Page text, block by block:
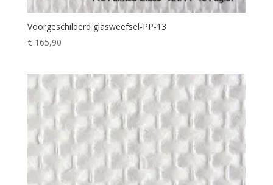
Voorgeschilderd glasweefsel-PP-13
€165,90